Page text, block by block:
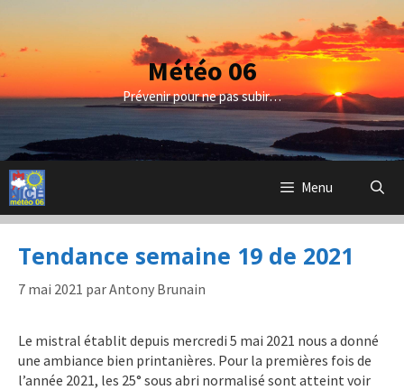
contenu
Météo 06
Prévenir pour ne pas subir…
Menu
Tendance semaine 19 de 2021
7 mai 2021 parAntony Brunain
Le mistral établit depuis mercredi 5 mai 2021 nous a donné
une ambiance bien printanières. Pour la premières fois de
l’année 2021, les 25° sous abri normalisé sont atteint voir